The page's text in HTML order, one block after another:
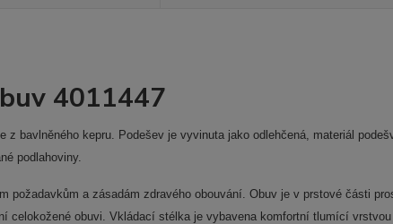
4011447
z bavlněného kepru. Podešev je vyvinuta jako odlehčená, materiál
podlahoviny.
požadavkům a zásadám zdravého obouvání. Obuv je v prstové části
celokožené obuvi. Vkládací stélka je vybavena komfortní tlumící vrstvou